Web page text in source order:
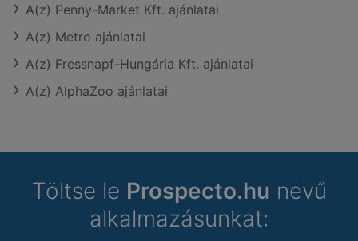
A(z) Penny-Market Kft. ajánlatai
A(z) Metro ajánlatai
A(z) Fressnapf-Hungária Kft. ajánlatai
A(z) AlphaZoo ajánlatai
Töltse le Prospecto.hu nevű
alkalmazásunkat: